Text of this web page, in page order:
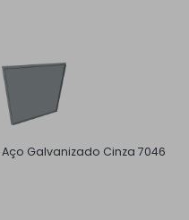
Aço Galvanizado Cinza 7046